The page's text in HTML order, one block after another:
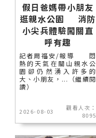
假日爸媽帶小朋友
逛親水公園 消防
小尖兵體驗闖關直
呼有趣
記者周福安/報導 悶
熱的天氣在關山親水公
園卻仍然湧入許多的
大、小朋友，...（繼續閱
讀）
2026-08-03
觀看人次：
8095